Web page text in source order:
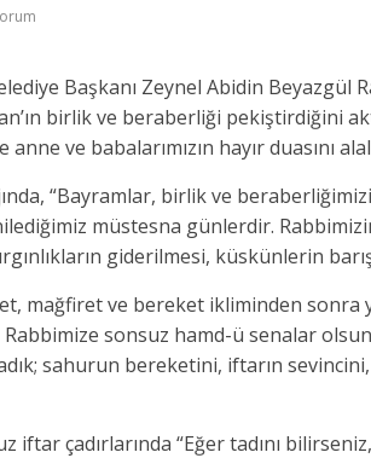
Başkanı Zeynel Abidin Beyazgül
birlik ve beraberliği pekiştirdiğini
ve babalarımızın hayır duasını
“Bayramlar, birlik ve
müstesna günlerdir.
giderilmesi, küskünlerin
mağfiret ve bereket ikliminden sonra
sonsuz hamd-ü senalar
sahurun bereketini, iftarın
iftar çadırlarında “Eğer tadını